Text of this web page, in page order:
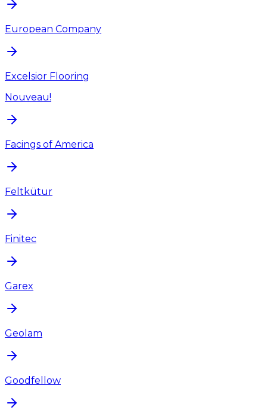
European Company
Excelsior Flooring
Nouveau!
Facings of America
Feltkütur
Finitec
Garex
Geolam
Goodfellow